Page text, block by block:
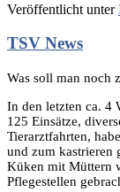
Veröffentlicht unter
TSV News
Was soll man noch
In den letzten ca. 4
125 Einsätze,
Tierarztfahrten,
und zum kastrieren
Küken mit Müttern
Pflegestellen